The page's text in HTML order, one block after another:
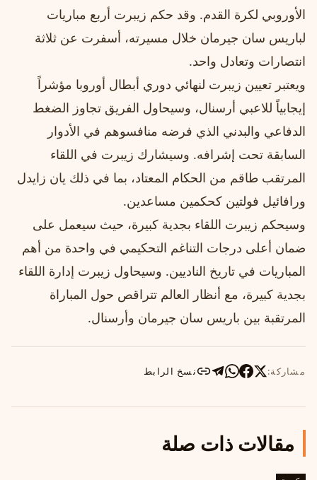
الأوروبي لكرة القدم. وقد حكم زيبرت أربع مباريات
لباريس سان جيرمان خلال مسيرته، أسفرت عن ثلاثة
انتصارات وتعادل واحد.
ويعتبر تعيين زيبرت لنهائي دوري أبطال أوروبا مؤشراً
إيجابياً للاعبي أرسنال، وسيحاول الفريق تجاوز الضغط
الدفاعي والبدني الذي فرضه منافسوهم في الأدوار
السابقة تحت إشرافه. وسيشارك زيبرت في اللقاء
المرتقب طاقم من الحكام المعتاد، بما في ذلك يان زايدل
ورافائيل فولتين كحكمين مساعدين.
وسيحكم زيبرت اللقاء بجدية كبيرة، حيث سيعمل على
ضمان أعلى درجات التناغم التحكيمي في واحدة من أهم
المباريات في تاريخ الناديين. وسيحاول زيبرت إدارة اللقاء
بجدية كبيرة، مع أنظار العالم تتراقص حول المباراة
المرتقبة بين باريس سان جيرمان وأرسنال.
مشاركة: نسخ الرابط
مقالات ذات صلة